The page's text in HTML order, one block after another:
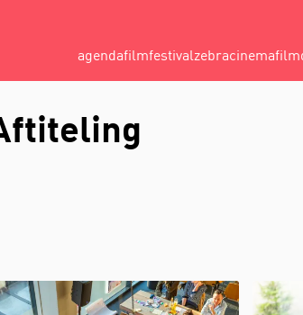
agendafilmfestivalzebracinema